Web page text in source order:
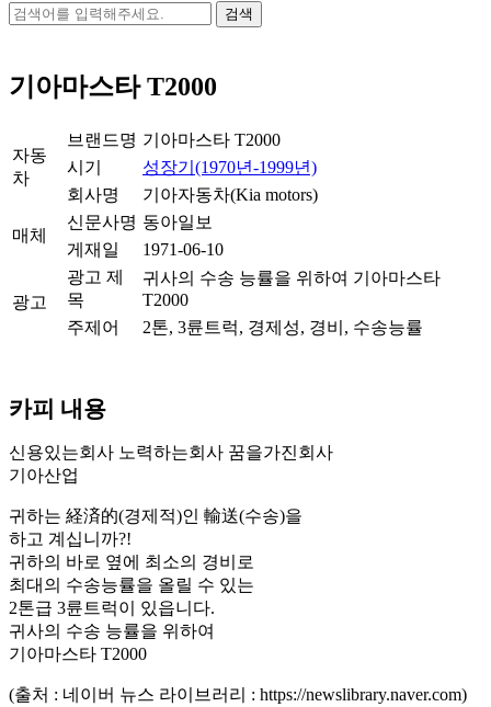
검
기아마스타 T2000
자동
차
브랜드명 기아마스타 T2000
시기
성장기(1970년-1999년)
회사명
기아자동차(Kia motors)
매체
신문사명 동아일보
게재일
1971-06-10
광고
광고 제
목
귀사의 수송 능률을 위하여 기아마스타
T2000
주제어
2톤, 3륜트럭, 경제성, 경비, 수송능률
카피 내용
신용있는회사 노력하는회사 꿈을가진회사
기아산업
귀하는 経済的(경제적)인 輸送(수송)을
하고 계십니까?!
귀하의 바로 옆에 최소의 경비로
최대의 수송능률을 올릴 수 있는
2톤급 3륜트럭이 있읍니다.
귀사의 수송 능률을 위하여
기아마스타 T2000
(출처 : 네이버 뉴스 라이브러리 : https://newslibrary.naver.com)